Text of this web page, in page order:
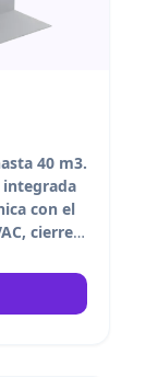
40 m3.
integrada
con el
cierre